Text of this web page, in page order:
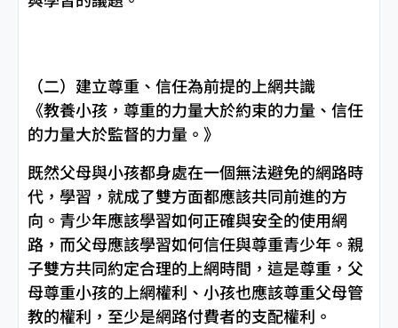
（二）建立尊重、信任為前提的上網共識
《教養小孩，尊重的力量大於約束的力量、信任
的力量大於監督的力量。》
既然父母與小孩都身處在一個無法避免的網路時
代，學習，就成了雙方面都應該共同前進的方
向。青少年應該學習如何正確與安全的使用網
路，而父母應該學習如何信任與尊重青少年。親
子雙方共同約定合理的上網時間，這是尊重，父
母尊重小孩的上網權利、小孩也應該尊重父母管
教的權利，至少是網路付費者的支配權利。